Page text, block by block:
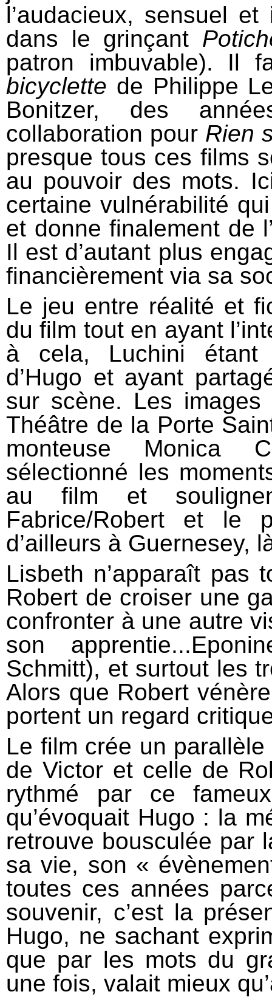
l’audacieux, sensuel
dans le grinçant
patron imbuvable). Il
bicyclette de Philippe
Bonitzer, des
collaboration pour Rien
presque tous ces films
au pouvoir des mots.
certaine vulnérabilité
et donne finalement de
Il est d’autant plus
financièrement via sa
Le jeu entre réalité et
du film tout en ayant
à cela, Luchini étant
d’Hugo et ayant
sur scène. Les
Théâtre de la Porte
monteuse Monica
sélectionné les
au film et
Fabrice/Robert et le
d’ailleurs à Guernesey,
Lisbeth n’apparaît pas
Robert de croiser une
confronter à une autre
son
Schmitt), et surtout les
Alors que Robert
portent un regard
Le film crée un
de Victor et celle de
rythmé par ce
qu’évoquait Hugo : la
retrouve bousculée par
sa vie, son «
toutes ces années
souvenir, c’est la
Hugo, ne sachant
que par les mots du
une fois, valait mieux